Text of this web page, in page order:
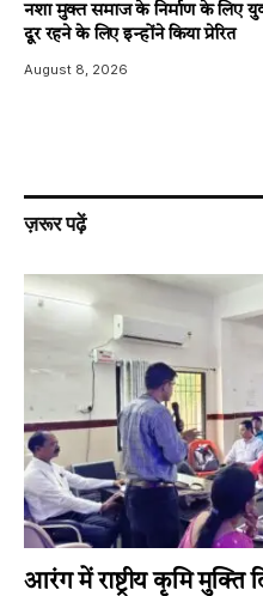
नशा मुक्त समाज के निर्माण के लिए
दूर रहने के लिए इन्होंने किया प्रेरित
August 8, 2026
ज़रूर पढ़ें
आरंग में राष्ट्रीय कृमि मुक्ति